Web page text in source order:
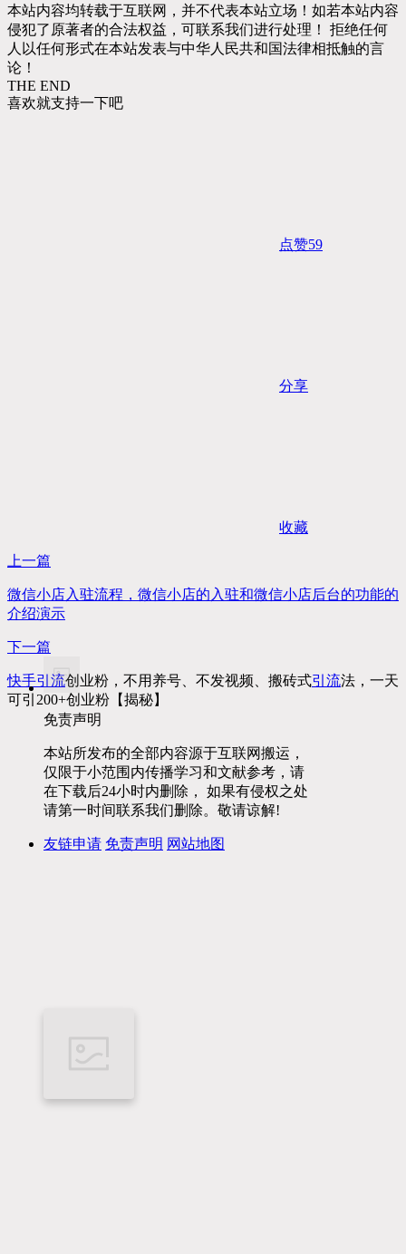
本站内容均转载于互联网，并不代表本站立场！如若本站内容
侵犯了原著者的合法权益，可联系我们进行处理！ 拒绝任何
人以任何形式在本站发表与中华人民共和国法律相抵触的言
论！
THE END
喜欢就支持一下吧
点赞59
分享
收藏
上一篇
微信小店入驻流程，微信小店的入驻和微信小店后台的功能的
介绍演示
下一篇
快手引流创业粉，不用养号、不发视频、搬砖式引流法，一天
可引200+创业粉【揭秘】
免责声明
本站所发布的全部内容源于互联网搬运，
仅限于小范围内传播学习和文献参考，请
在下载后24小时内删除， 如果有侵权之处
请第一时间联系我们删除。敬请谅解!
友链申请 免责声明 网站地图